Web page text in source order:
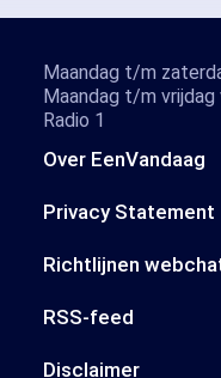
Over EenVandaag
Privacy Statement
Richtlijnen
RSS-feed
Disclaimer
Maandag t/m
Maandag t/m
Radio 1